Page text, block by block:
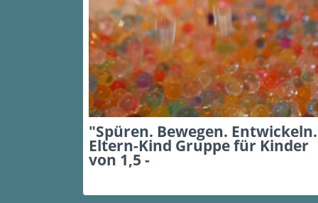
"Spüren. Bewegen.
Eltern-Kind Gruppe für Kinder
von 1,5 -